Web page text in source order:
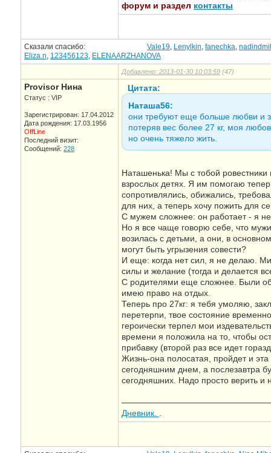
форум и раздел контакты
Сказали спасибо: Vale19, Lenylkin, fanechka,
Eliza.n, 123456123, ELENAARZHANOVA
Добавлено: 2013-01-30 10:03:59 (47)
Provisor Нина
Статус : VIP
Зарегистрирован: 17.04.2012
Дата рождения: 17.03.1956
OffLine
Последний визит:
Сообщений: 228
Цитата:
Наташа56:
они требуют еще больше любви и
потеряв вес более 27 кг, моя
но очень тяжело жить.
Наташенька! Мы с тобой
взрослых детях. Я им помогаю
сопротивлялись, обижались,
для них, а теперь хочу пожить для
С мужем сложнее: он работает - я
Но я все чаще говорю себе, что
возилась с детьми, а они, в
могут быть угрызения совести?
И еще: когда нет сил, я не делаю.
силы и желание (тогда и делается
С родителями еще сложнее. Были
имею право на отдых.
Теперь про 27кг: я тебя умоляю,
перетерпи, твое состояние
героически терпел мои
времени я положила на то, чтобы
прибавку (второй раз все идет
Жизнь-она полосатая, пройдет и
сегодняшним днем, а послезавтра
сегодняшних. Надо просто верить и
Дневник.